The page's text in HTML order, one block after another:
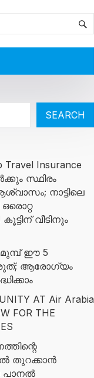
SEARCH
Travel Insurance
സ്ഥിരം
നാട്ടിലെ
വീടിനും
മുമ്പ് ഈ 5
ആരോഗ്യം
AT Air Arabia
FOR THE
തുറക്കാൻ
പാനൽ